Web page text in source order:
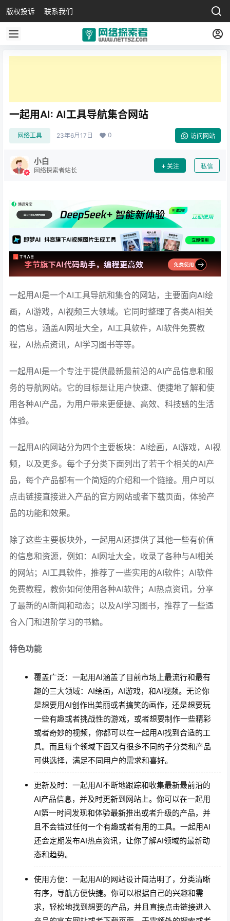
版权投诉 联系我们
一起用AI: AI工具导航集合网站
网络工具 23年6月17日 0 访问网站
小白
网络探索者站长
关注 私信
一起用AI是一个AI工具导航和集合的网站，主要面向AI绘
画，AI游戏，AI视频三大领域。它同时整理了各类AI相关
的信息，涵盖AI网址大全，AI工具软件，AI软件免费教
程，AI热点资讯，AI学习图书等等。
一起用AI是一个专注于提供最新最前沿的AI产品信息和服
务的导航网站。它的目标是让用户快速、便捷地了解和使
用各种AI产品，为用户带来更便捷、高效、科技感的生活
体验。
一起用AI的网站分为四个主要板块：AI绘画，AI游戏，AI视
频，以及更多。每个子分类下面列出了若干个相关的AI产
品，每个产品都有一个简短的介绍和一个链接。用户可以
点击链接直接进入产品的官方网站或者下载页面，体验产
品的功能和效果。
除了这些主要板块外，一起用AI还提供了其他一些有价值
的信息和资源，例如：AI网址大全，收录了各种与AI相关
的网站；AI工具软件，推荐了一些实用的AI软件；AI软件
免费教程，教你如何使用各种AI软件；AI热点资讯，分享
了最新的AI新闻和动态；以及AI学习图书，推荐了一些适
合入门和进阶学习的书籍。
特色功能
覆盖广泛：一起用AI涵盖了目前市场上最流行和最有
趣的三大领域：AI绘画，AI游戏，和AI视频。无论你
是想要用AI创作出美丽或者搞笑的画作，还是想要玩
一些有趣或者挑战性的游戏，或者想要制作一些精彩
或者奇妙的视频，你都可以在一起用AI找到合适的工
具。而且每个领域下面又有很多不同的子分类和产品
可供选择，满足不同用户的需求和喜好。
更新及时：一起用AI不断地跟踪和收集最新最前沿的
AI产品信息，并及时更新到网站上。你可以在一起用
AI第一时间发现和体验最新推出或者升级的产品，并
且不会错过任何一个有趣或者有用的工具。一起用AI
还会定期发布AI热点资讯，让你了解AI领域的最新动
态和趋势。
使用方便：一起用AI的网站设计简洁明了，分类清晰
有序，导航方便快捷。你可以根据自己的兴趣和需
求，轻松地找到想要的产品，并且直接点击链接进入